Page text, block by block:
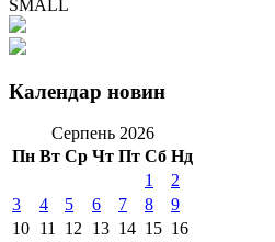
SMALL
Календар новин
Серпень 2026
Пн Вт Ср Чт Пт Сб Нд
1
2
3
4 5 6 7 8
9
10 11 12 13 14 15 16